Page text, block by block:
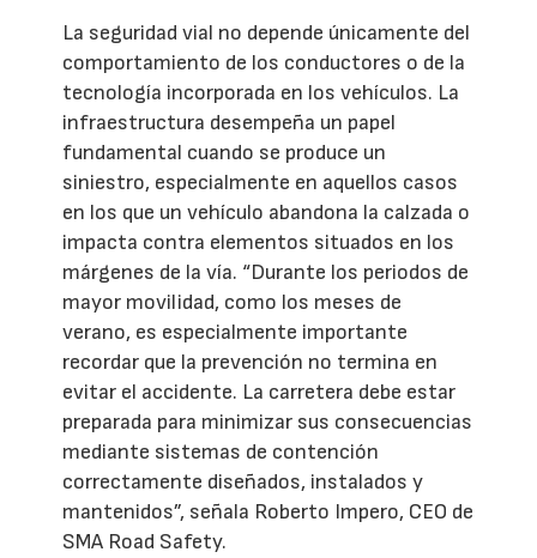
La seguridad vial no depende únicamente del
comportamiento de los conductores o de la
tecnología incorporada en los vehículos. La
infraestructura desempeña un papel
fundamental cuando se produce un
siniestro, especialmente en aquellos casos
en los que un vehículo abandona la calzada o
impacta contra elementos situados en los
márgenes de la vía. “Durante los periodos de
mayor movilidad, como los meses de
verano, es especialmente importante
recordar que la prevención no termina en
evitar el accidente. La carretera debe estar
preparada para minimizar sus consecuencias
mediante sistemas de contención
correctamente diseñados, instalados y
mantenidos”, señala Roberto Impero, CEO de
SMA Road Safety.